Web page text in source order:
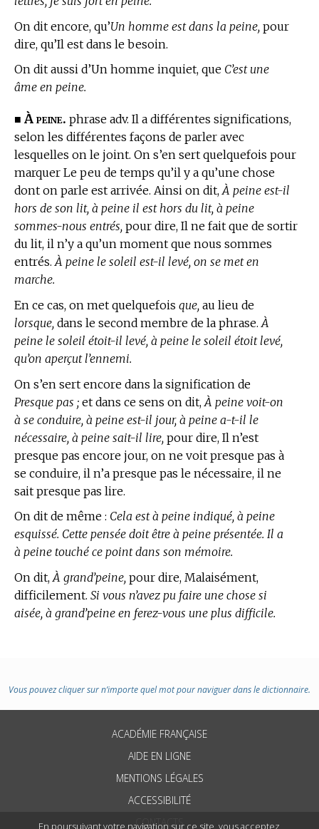
En poursuivant votre navigation sur ce site, vous acceptez
On dit encore, qu’Un homme est dans la peine, pour
dire, qu’Il est dans le besoin.
On dit aussi d’Un homme inquiet, que C’est une
âme en peine.
■ À peine. phrase adv. Il a différentes significations,
selon les différentes façons de parler avec
lesquelles on le joint. On s’en sert quelquefois pour
marquer Le peu de temps qu’il y a qu’une chose
dont on parle est arrivée. Ainsi on dit,À peine est-il
hors de son lit, à peine il est hors du lit, à peine
sommes-nous entrés, pour dire, Il ne fait que de sortir
du lit, il n’y a qu’un moment que nous sommes
entrés.À peine le soleil est-il levé, on se met en
marche.
En ce cas, on met quelquefois que, au lieu de
lorsque, dans le second membre de la phrase.À
peine le soleil étoit-il levé, à peine le soleil étoit levé,
qu’on aperçut l’ennemi.
On s’en sert encore dans la signification de
Presque pas ; et dans ce sens on dit, À peine voit-on
à se conduire, à peine est-il jour, à peine a-t-il le
nécessaire, à peine sait-il lire, pour dire, Il n’est
presque pas encore jour, on ne voit presque pas à
se conduire, il n’a presque pas le nécessaire, il ne
sait presque pas lire.
On dit de même : Cela est à peine indiqué, à peine
esquissé. Cette pensée doit être à peine présentée. Il a
à peine touché ce point dans son mémoire.
On dit,À grand’peine, pour dire, Malaisément,
difficilement. Si vous n’avez pu faire une chose si
aisée, à grand’peine en ferez-vous une plus difficile.
Vous pouvez cliquer sur n’importe quel mot pour naviguer dans le dictionnaire.
ACADÉMIE FRANÇAISE
AIDE EN LIGNE
MENTIONS LÉGALES
ACCESSIBILITÉ
CONTACTS